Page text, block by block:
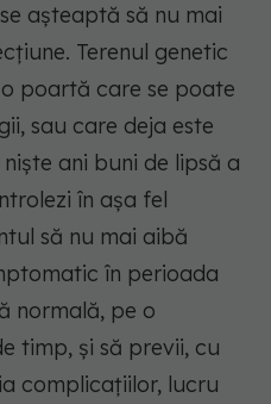
așteaptă să nu mai
Terenul genetic
poartă care se poate
sau care deja este
ani buni de lipsă a
în așa fel
să nu mai aibă
în perioada
normală, pe o
timp, și să previi, cu
complicațiilor, lucru